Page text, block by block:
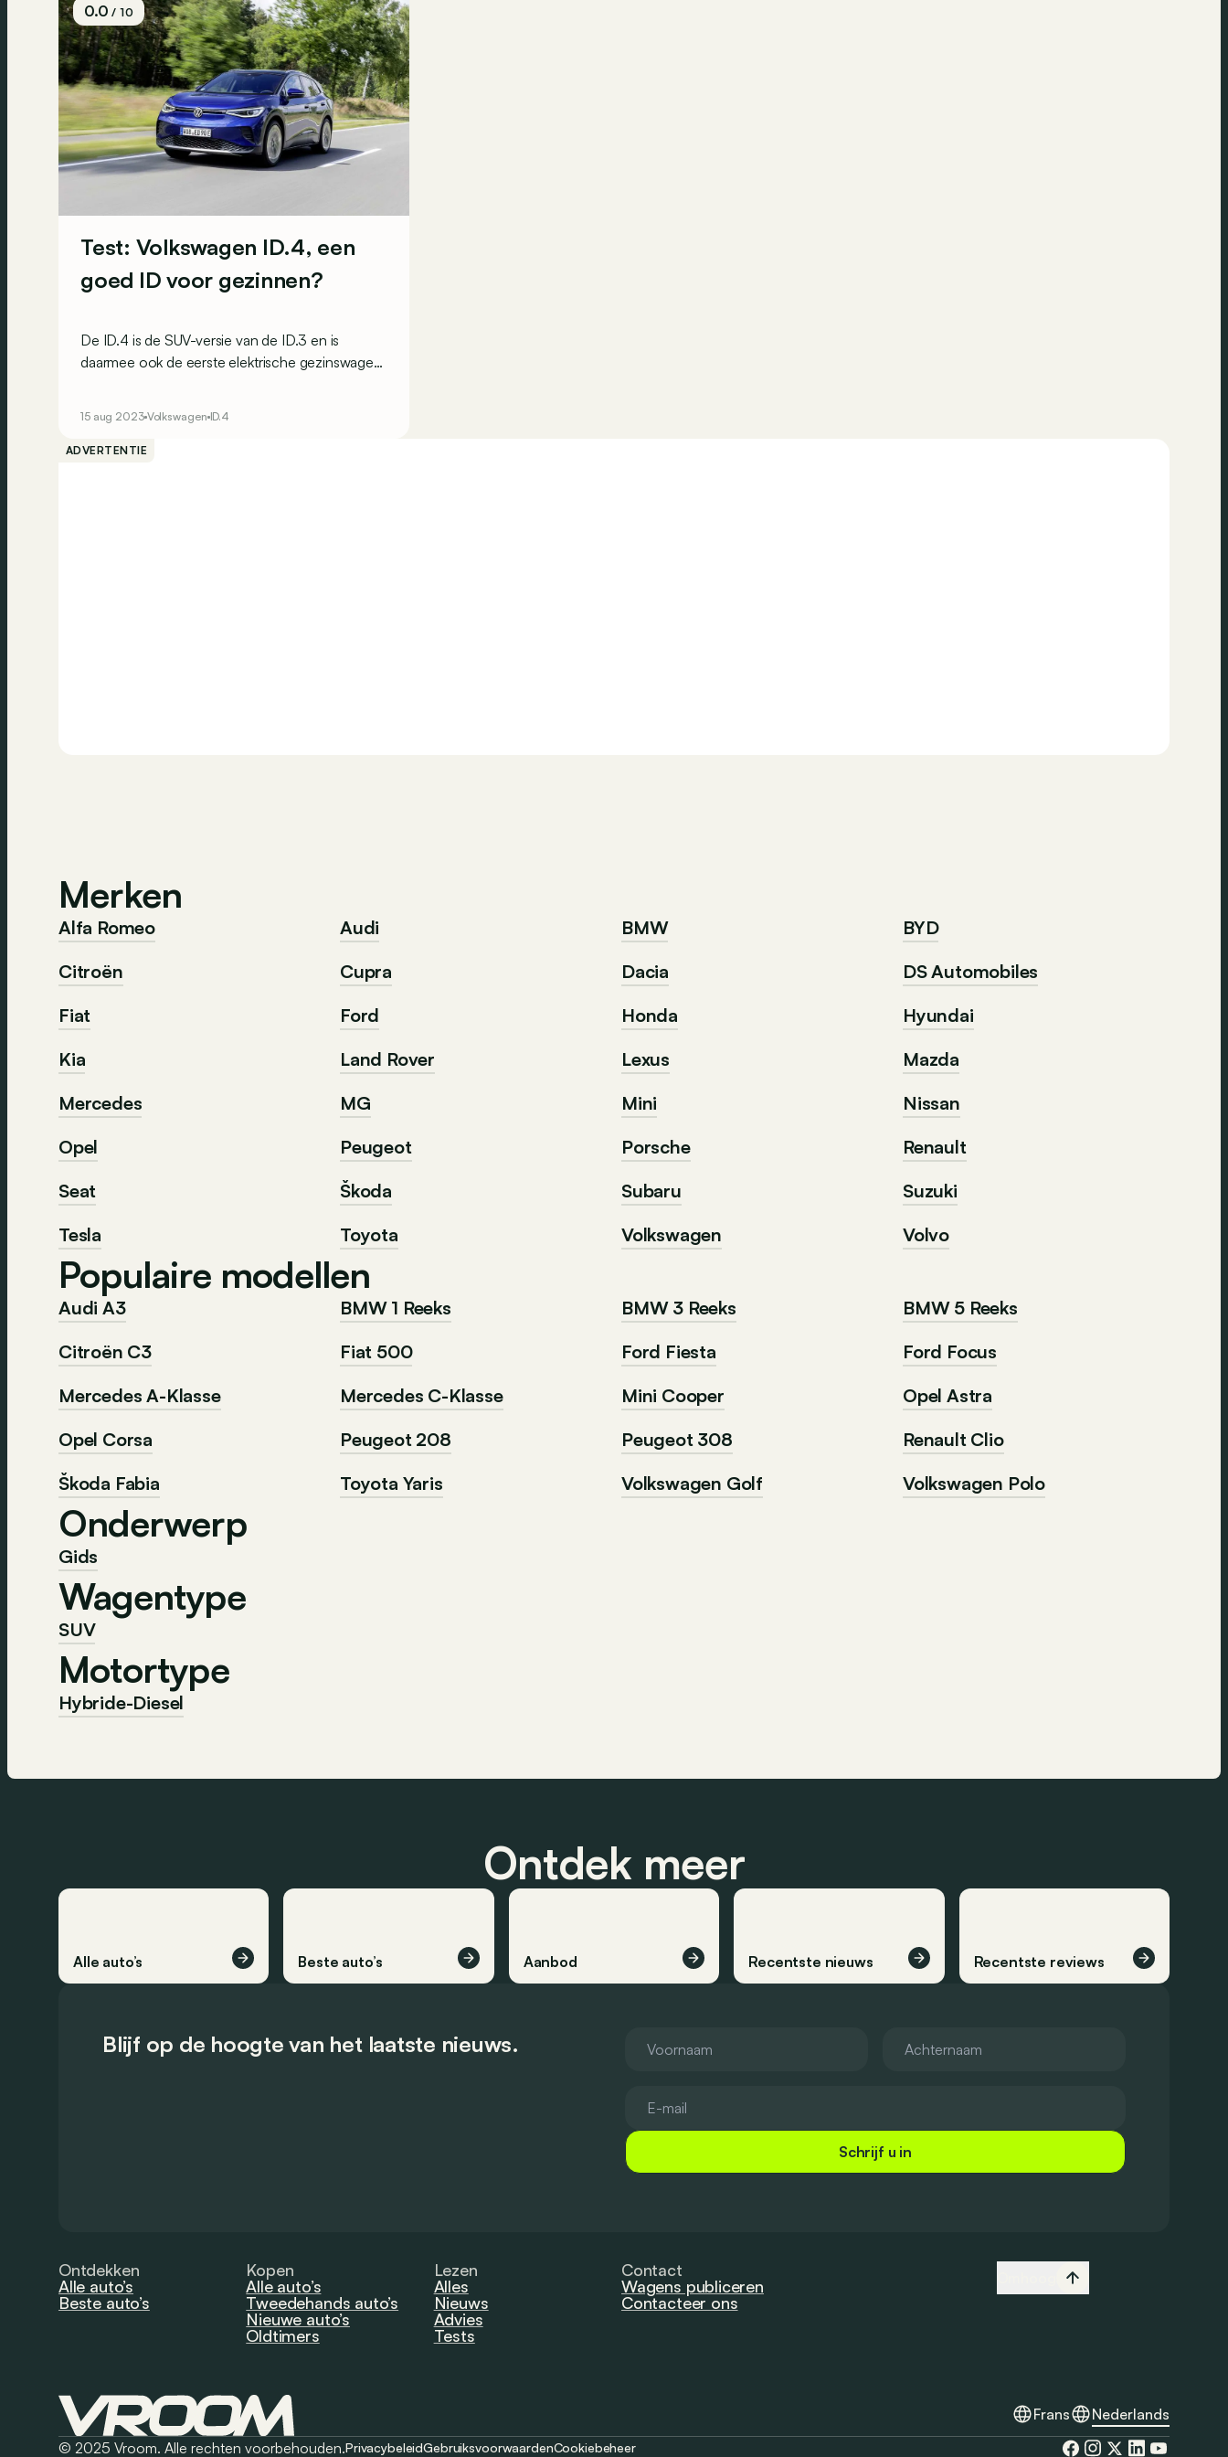
0.0/ 10
Test: Volkswagen ID.4, een
goed ID voor gezinnen?
De ID.4 is de SUV-versie van de ID.3 en is
daarmee ook de eerste elektrische gezinswagen
15 aug 2023 Volkswagen ID.4
ADVERTENTIE
Merken
Alfa Romeo Audi BMW
BYD
Citroën
Cupra Dacia
DS Automobiles
Fiat
Ford Honda
Hyundai
Kia
Land Rover Lexus
Mazda
Mercedes
MG Mini
Nissan
Opel
Peugeot Porsche
Renault
Seat
Škoda Subaru
Suzuki
Tesla
Toyota Volkswagen Volvo
Populaire modellen
Audi A3 BMW 1 Reeks BMW 3 Reeks
BMW 5 Reeks
Citroën C3
Fiat 500 Ford Fiesta
Ford Focus
Mercedes A-Klasse
Mercedes C-Klasse Mini Cooper
Opel Astra
Opel Corsa
Peugeot 208 Peugeot 308
Renault Clio
Škoda Fabia
Toyota Yaris Volkswagen Golf Volkswagen Polo
Onderwerp
Gids
Wagentype
SUV
Motortype
Hybride-Diesel
Ontdek meer
Alle auto’s Beste auto’s Aanbod Recentste nieuws Recentste reviews
Blijf op de hoogte van het laatste nieuws.
Schrijf u in
Ontdekken
Alle auto’s
Beste auto’s
Kopen
Alle auto’s
Tweedehands auto’s
Nieuwe auto’s
Oldtimers
Lezen
Alles
Nieuws
Advies
Tests
Contact
Wagens publiceren
Contacteer ons
Frans
Nederlands
© 2025 Vroom. Alle rechten voorbehouden.PrivacybeleidGebruiksvoorwaardenCookiebeheer